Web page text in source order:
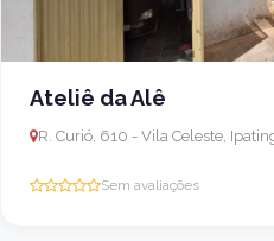
Ateliê da Alê
R. Curió, 610 - Vila Celeste,
Sem avaliações